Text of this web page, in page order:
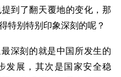
到了翻天覆地的变化，那
特别特别印象深刻的呢？
深刻的就是中国所发生的
发展，其次是国家安全稳